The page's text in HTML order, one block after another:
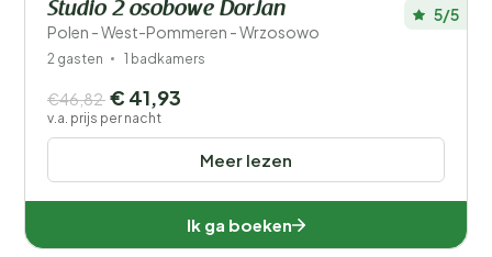
Studio 2 osobowe DorJan
Polen - West-Pommeren - Wrzosowo
5/5
2 gasten 1 badkamers
Meer lezen
€46,82 € 41,93
v.a. prijs per nacht
Ik ga boeken